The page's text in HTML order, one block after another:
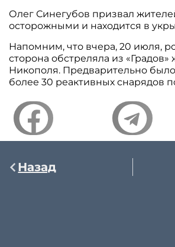
Олег Синегубов призвал
осторожными и находится в
Напомним, что вчера, 20 июля,
сторона обстреляла из «Градов»
Никополя. Предварительно
более 30 реактивных снарядов
Назад